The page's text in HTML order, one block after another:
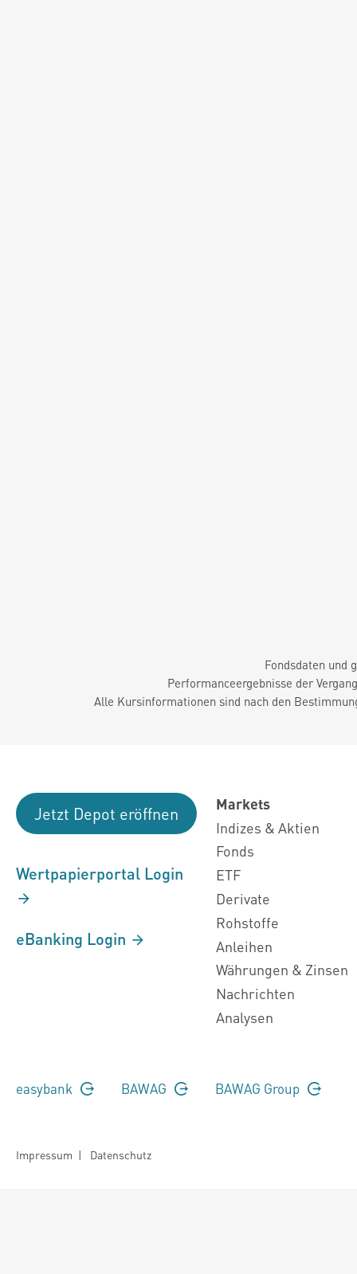
Fondsdaten und
Performanceergebnisse der
Alle Kursinformationen sind nach den
Jetzt Depot eröffnen
Wertpapierportal Login
eBanking Login
Markets
Indizes & Aktien
Fonds
ETF
Derivate
Rohstoffe
Anleihen
Währungen & Zinsen
Nachrichten
Analysen
easybank BAWAG BAWAG Group
Impressum | Datenschutz